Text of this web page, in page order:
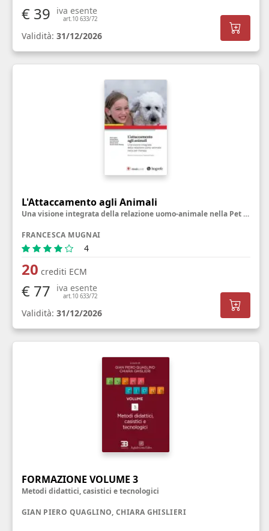
€ 39 iva esente
art.10 633/72
Validità: 31/12/2026
L'Attaccamento agli Animali
Una visione integrata della relazione uomo-animale nella Pet Therapy
FRANCESCA MUGNAI
4
20 crediti ECM
€ 77 iva esente
art.10 633/72
Validità: 31/12/2026
FORMAZIONE VOLUME 3
Metodi didattici, casistici e tecnologici
GIAN PIERO QUAGLINO, CHIARA GHISLIERI